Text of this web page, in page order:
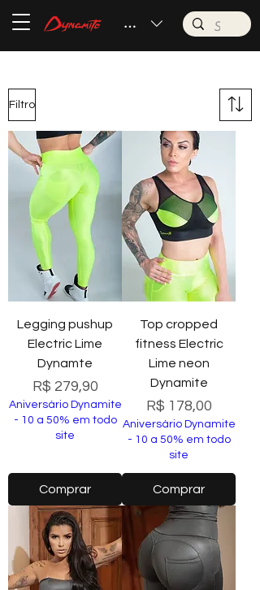
BRL (R$)
Filtro
Legging pushup
Electric Lime
Dynamte
Preço
R$ 279,90
Aniversário Dynamite
- 10 a 50% em todo
site
Comprar
Top cropped
fitness Electric
Lime neon
Dynamite
Preço
R$ 178,00
Aniversário Dynamite
- 10 a 50% em todo
site
Comprar